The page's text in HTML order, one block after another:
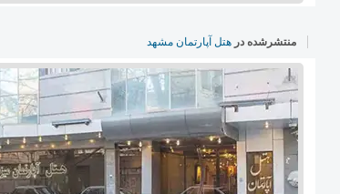
منتشرشده در هتل آپارتمان مشهد